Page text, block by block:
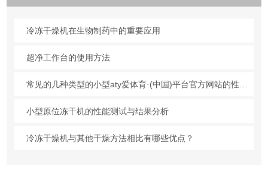
冷冻干燥机在生物制药中的重要应用
超净工作台的使用方法
小型原位冻干机的性能测试与结果分析
冷冻干燥机与其他干燥方法相比有哪些优点？